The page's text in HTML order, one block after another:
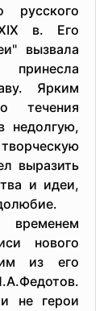
русского
в. Его
вызвала
Ярким
течения
недолгую,
выразить
и идеи,
нового
из его
не герои